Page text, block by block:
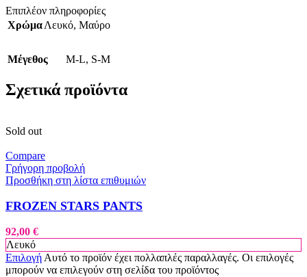
Επιπλέον πληροφορίες
ΧρώμαΛευκό, Μαύρο
Μέγεθος M-L, S-M
Σχετικά προϊόντα
Sold out
Compare
Γρήγορη προβολή
Προσθήκη στη λίστα επιθυμιών
FROZEN STARS PANTS
92,00 €
Λευκό
Επιλογή Αυτό το προϊόν έχει πολλαπλές παραλλαγές. Οι επιλογές
μπορούν να επιλεγούν στη σελίδα του προϊόντος